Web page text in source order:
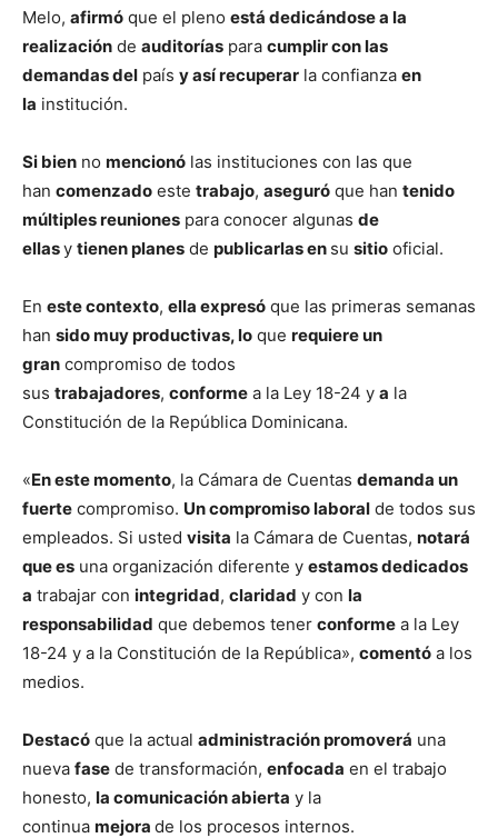
Melo, afirmó que el pleno está dedicándose a la
realización de auditorías para cumplir con las
demandas del país y así recuperar la confianza en
la institución.
Si bien no mencionó las instituciones con las que
han comenzado este trabajo, aseguró que han tenido
múltiples reuniones para conocer algunas de
ellasy tienen planes de publicarlas en su sitio oficial.
En este contexto, ella expresó que las primeras semanas
han sido muy productivas, lo que requiere un
gran compromiso de todos
sus trabajadores, conforme a la Ley 18-24 y a la
Constitución de la República Dominicana.
«En este momento, la Cámara de Cuentas demanda un
fuerte compromiso. Un compromiso laboral de todos sus
empleados. Si usted visita la Cámara de Cuentas, notará
que es una organización diferente y estamos dedicados
a trabajar con integridad, claridad y con la
responsabilidad que debemos tener conforme a la Ley
18-24 y a la Constitución de la República», comentó a los
medios.
Destacó que la actual administración promoverá una
nueva fase de transformación, enfocada en el trabajo
honesto, la comunicación abierta y la
continua mejora de los procesos internos.